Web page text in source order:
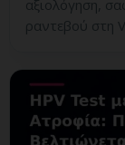
αξιολόγηση,
ραντεβού στη